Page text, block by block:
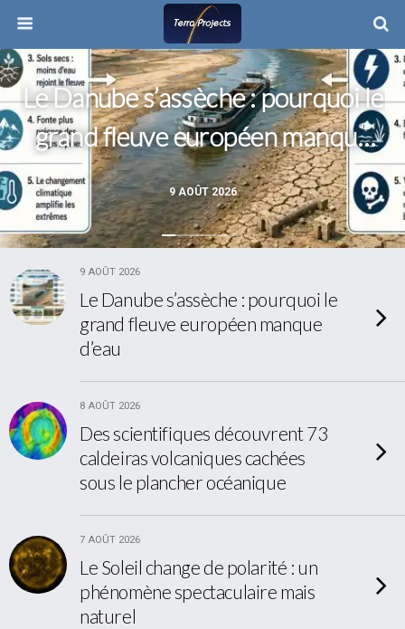
9 AOÛT 2026
Le Danube s’assèche : pourquoi le
grand fleuve européen manque
d’eau
9 AOÛT 2026
Le Danube s’assèche : pourquoi le
grand fleuve européen manque
d’eau
8 AOÛT 2026
Des scientifiques découvrent 73
caldeiras volcaniques cachées
sous le plancher océanique
7 AOÛT 2026
Le Soleil change de polarité : un
phénomène spectaculaire mais
naturel